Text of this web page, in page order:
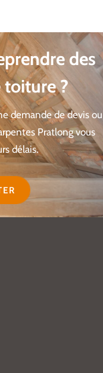
des
?
demande de devis ou
Pratlong vous
délais.